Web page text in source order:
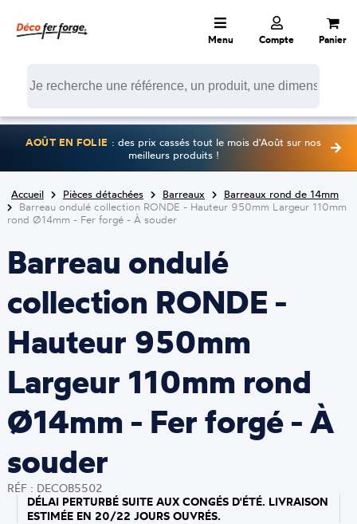
Menu Compte Panier
AOÛT EN FOLIE : des prix cassés tout le mois d'Août sur nos
meilleurs produits !
Accueil Pièces détachées Barreaux
Barreaux rond de 14mm
Barreau ondulé collection RONDE - Hauteur 950mm Largeur 110mm
rond Ø14mm - Fer forgé - À souder
Barreau ondulé
collection RONDE -
Hauteur 950mm
Largeur 110mm rond
Ø14mm - Fer forgé - À
souder
RÉF : DECOB5502
DÉLAI PERTURBÉ SUITE AUX CONGÉS D'ÉTÉ. LIVRAISON
ESTIMÉE EN 20/22 JOURS OUVRÉS.